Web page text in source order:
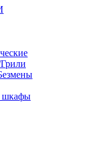
шкафы